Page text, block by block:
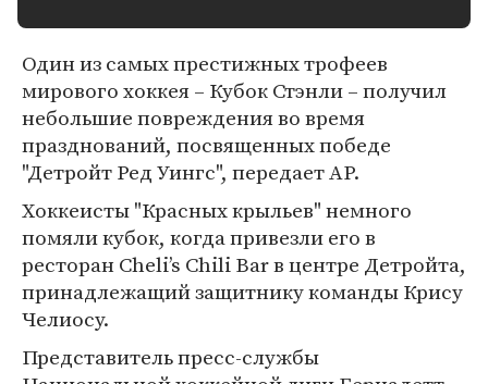
Один из самых престижных трофеев
мирового хоккея – Кубок Стэнли – получил
небольшие повреждения во время
празднований, посвященных победе
"Детройт Ред Уингс", передает АР.
Хоккеисты "Красных крыльев" немного
помяли кубок, когда привезли его в
ресторан Cheli’s Chili Bar в центре Детройта,
принадлежащий защитнику команды Крису
Челиосу.
Представитель пресс-службы